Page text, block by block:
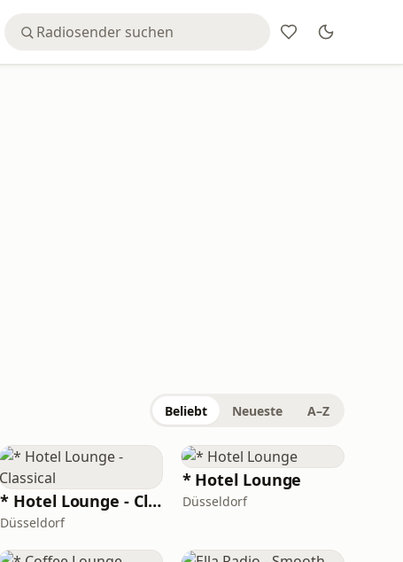
Beliebt Neueste A–Z
* Hotel Lounge - Classical
Düsseldorf
* Hotel Lounge
Düsseldorf